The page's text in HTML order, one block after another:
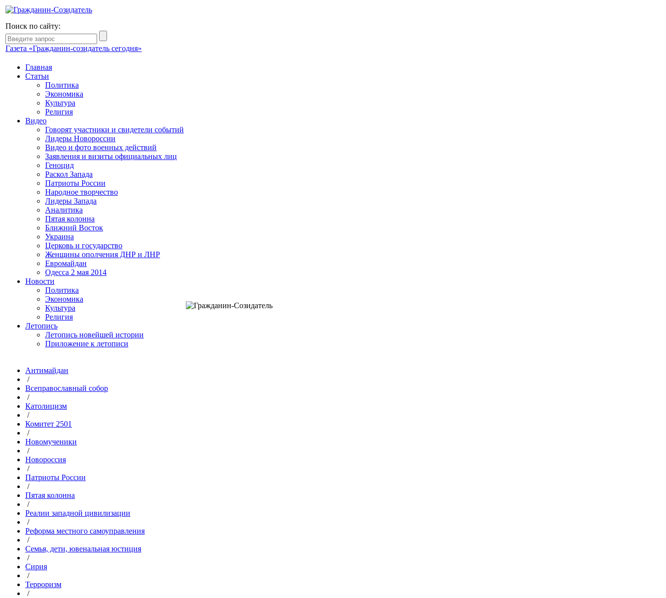
Поиск по сайту:
Газета «Гражданин-созидатель сегодня»
Главная
Статьи
Политика
Экономика
Культура
Религия
Видео
Говорят участники и свидетели событий
Лидеры Новороссии
Видео и фото военных действий
Заявления и визиты официальных лиц
Геноцид
Раскол Запада
Патриоты России
Народное творчество
Лидеры Запада
Аналитика
Пятая колонна
Ближний Восток
Украина
Церковь и государство
Женщины ополчения ДНР и ЛНР
Евромайдан
Одесса 2 мая 2014
Новости
Политика
Экономика
Культура
Религия
Летопись
Летопись новейшей истории
Приложение к летописи
Антимайдан
/
Всеправославный собор
/
Католицизм
/
Комитет 2501
/
Новомученики
/
Новороссия
/
Патриоты России
/
Пятая колонна
/
Реалии западной цивилизации
/
Реформа местного самоуправления
/
Семья, дети, ювенальная юстиция
/
Сирия
/
Терроризм
/